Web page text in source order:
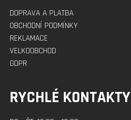
DOPRAVA A PLATBA
OBCHODNÍ PODMÍNKY
REKLAMACE
VELKOOBCHOD
GDPR
RYCHLÉ KONTAKTY